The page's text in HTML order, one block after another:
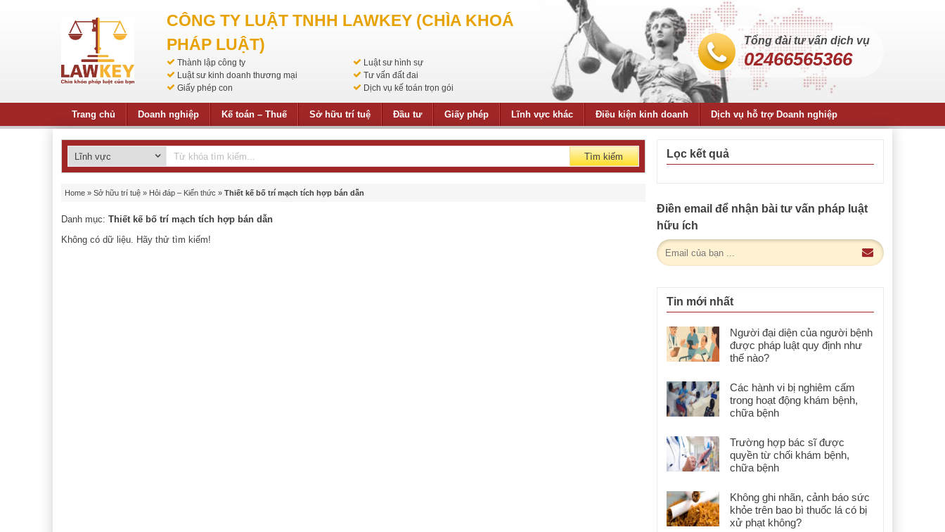
CÔNG TY LUẬT TNHH LAWKEY (CHÌA KHOÁ
PHÁP LUẬT)
Thành lập công ty
Luật sư hình sự
Luật sư kinh doanh thương mại
Tư vấn đất đai
Giấy phép con
Dịch vụ kế toán trọn gói
Tổng đài tư vấn dịch vụ
02466565366
Trang chủ Doanh nghiệp Kế toán – Thuế Sở hữu trí tuệ Đầu tư Giấy phép Lĩnh vực khác Điều kiện kinh doanh Dịch vụ hỗ trợ Doanh nghiệp
Tìm kiếm
Home » Sở hữu trí tuệ » Hỏi đáp – Kiến thức » Thiết kế bố trí mạch tích hợp bán dẫn
Danh mục: Thiết kế bố trí mạch tích hợp bán dẫn
Không có dữ liệu. Hãy thử tìm kiếm!
Lọc kết quả
Điền email để nhận bài tư vấn pháp luật
hữu ích
Tin mới nhất
Người đại diện của người bệnh
được pháp luật quy định như
thế nào?
Các hành vi bị nghiêm cấm
trong hoạt động khám bệnh,
chữa bệnh
Trường hợp bác sĩ được
quyền từ chối khám bệnh,
chữa bệnh
Không ghi nhãn, cảnh báo sức
khỏe trên bao bì thuốc lá có bị
xử phạt không?